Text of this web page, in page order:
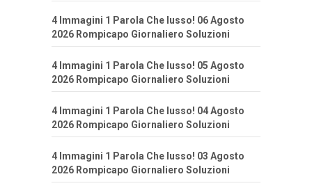
4 Immagini 1 Parola Che lusso! 06 Agosto
2026 Rompicapo Giornaliero Soluzioni
4 Immagini 1 Parola Che lusso! 05 Agosto
2026 Rompicapo Giornaliero Soluzioni
4 Immagini 1 Parola Che lusso! 04 Agosto
2026 Rompicapo Giornaliero Soluzioni
4 Immagini 1 Parola Che lusso! 03 Agosto
2026 Rompicapo Giornaliero Soluzioni